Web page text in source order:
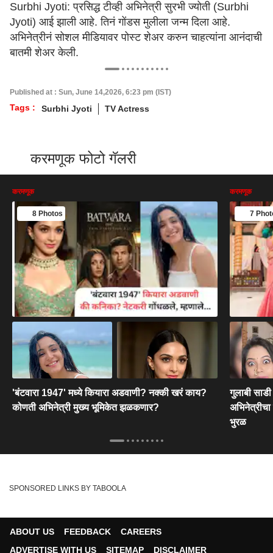
Surbhi Jyoti: प्रसिद्ध टीव्ही अभिनेत्री सुरभी ज्योती (Surbhi
अभिनेत्रीनं सोशल मीडियावर पोस्ट शेअर करुन चाहत्यांना आनंदाची
बातमी शेअर केली.
Published at : Sun, June 14,2026, 6:23 pm (IST)
Tags : Surbhi Jyoti TV Actress
करमणूक फोटो गॅलरी
करमणूक
8 Photos
करमणूक
7